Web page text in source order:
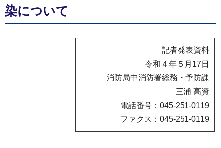
染について
記者発表資料
令和４年５月17日
消防局中消防署総務・予防課
三浦 高資
電話番号：045-251-0119
ファクス：045-251-0119